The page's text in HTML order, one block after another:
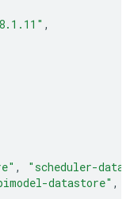
,
,
"scheduler-
datastore" ,